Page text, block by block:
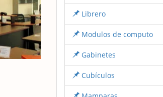
Librero
Modulos de computo
Gabinetes
Cubículos